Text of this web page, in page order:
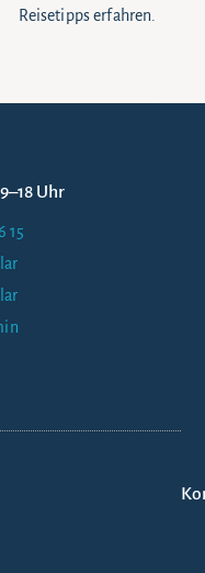
Reisetipps erfahren.
Uhr
15